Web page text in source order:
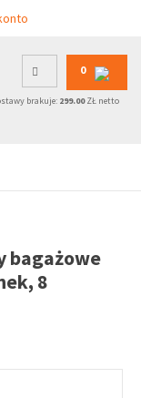
0
brakuje: 299.00ZŁ netto
bagażowe
8